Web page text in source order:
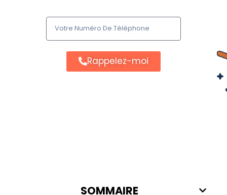
Rappelez-moi
SOMMAIRE